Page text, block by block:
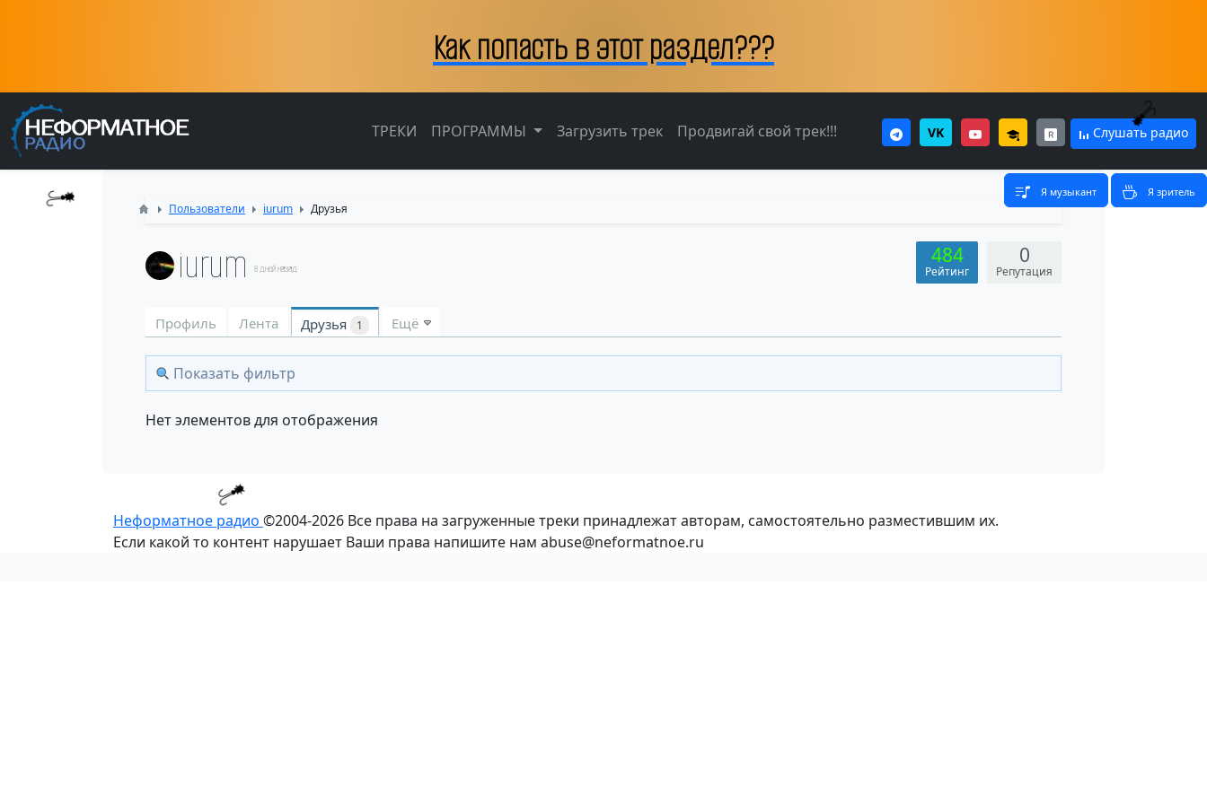
Как попасть в этот раздел???
ТРЕКИ ПРОГРАММЫ Загрузить трек Продвигай свой трек!!! VK Слушать радио
Я музыкант Я зритель
Пользователи iurum Друзья
iurum 8 дней назад
0
Репутация
484
Рейтинг
Профиль Лента Друзья 1 Ещё
Показать фильтр
Нет элементов для отображения
Неформатное радио ©2004-2026 Все права на загруженные треки принадлежат авторам, самостоятельно разместившим их.
Если какой то контент нарушает Ваши права напишите нам abuse@neformatnoe.ru